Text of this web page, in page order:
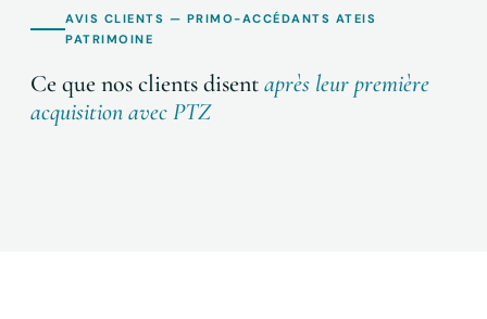
AVIS CLIENTS — PRIMO-ACCÉDANTS ATEIS
PATRIMOINE
Ce que nos clients disentaprès leur première
acquisition avec PTZ